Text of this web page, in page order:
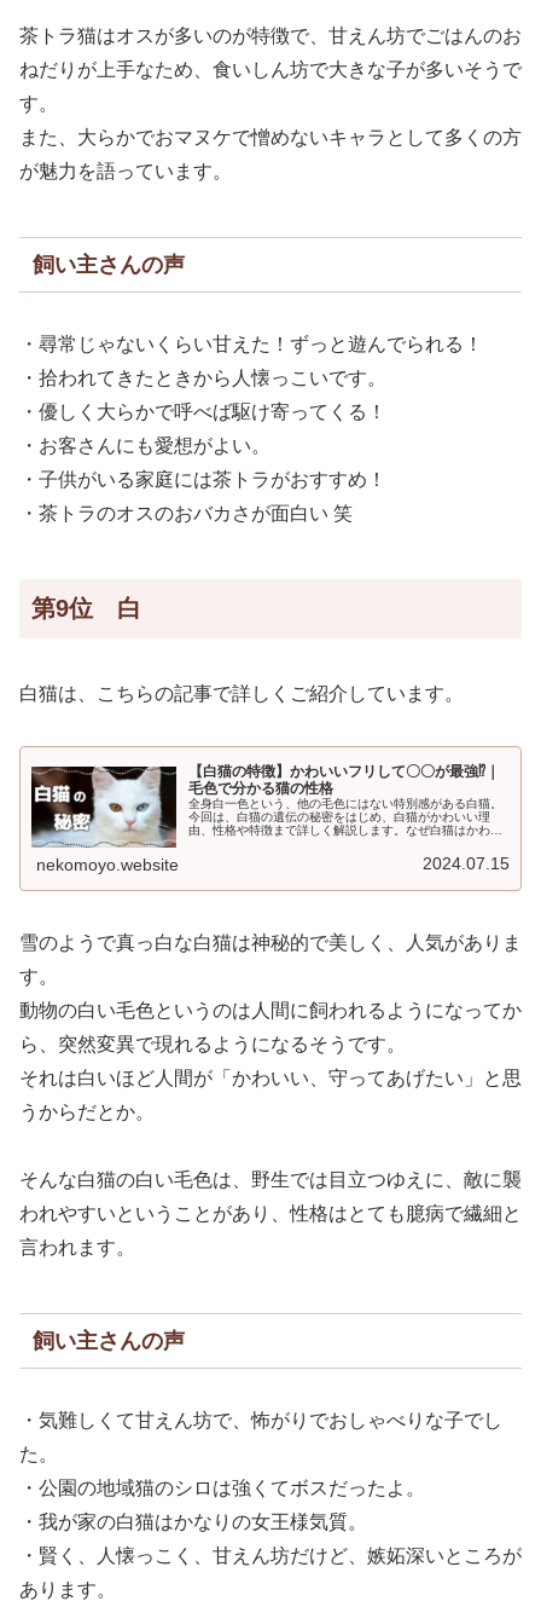
茶トラ猫はオスが多いのが特徴で、甘えん坊でごはんのお
ねだりが上手なため、食いしん坊で大きな子が多いそうで
す。
また、大らかでおマヌケで憎めないキャラとして多くの方
が魅力を語っています。
飼い主さんの声
・尋常じゃないくらい甘えた！ずっと遊んでられる！
・拾われてきたときから人懐っこいです。
・優しく大らかで呼べば駆け寄ってくる！
・お客さんにも愛想がよい。
・子供がいる家庭には茶トラがおすすめ！
・茶トラのオスのおバカさが面白い 笑
第9位 白
白猫は、こちらの記事で詳しくご紹介しています。
【白猫の特徴】かわいいフリして〇〇が最強⁉｜
毛色で分かる猫の性格
全身白一色という、他の毛色にはない特別感がある白猫。
今回は、白猫の遺伝の秘密をはじめ、白猫がかわいい理
由、性格や特徴まで詳しく解説します。なぜ白猫はかわい
nekomoyo.website 2024.07.15
雪のようで真っ白な白猫は神秘的で美しく、人気がありま
す。
動物の白い毛色というのは人間に飼われるようになってか
ら、突然変異で現れるようになるそうです。
それは白いほど人間が「かわいい、守ってあげたい」と思
うからだとか。
そんな白猫の白い毛色は、野生では目立つゆえに、敵に襲
われやすいということがあり、性格はとても臆病で繊細と
言われます。
飼い主さんの声
・気難しくて甘えん坊で、怖がりでおしゃべりな子でし
た。
・公園の地域猫のシロは強くてボスだったよ。
・我が家の白猫はかなりの女王様気質。
・賢く、人懐っこく、甘えん坊だけど、嫉妬深いところが
あります。